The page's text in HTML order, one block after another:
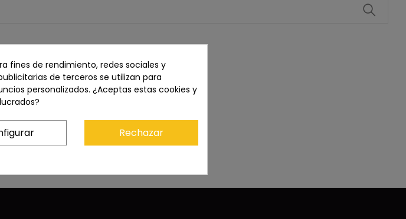
fines de rendimiento, redes sociales y
de terceros se utilizan para
personalizados. ¿Aceptas estas cookies y
Rechazar